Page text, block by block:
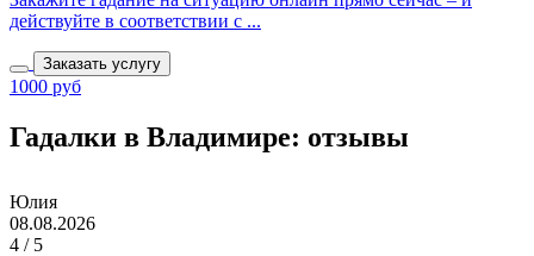
действуйте в соответствии с ...
Заказать услугу
1000 руб
Гадалки в Владимире: отзывы
Юлия
08.08.2026
4 / 5